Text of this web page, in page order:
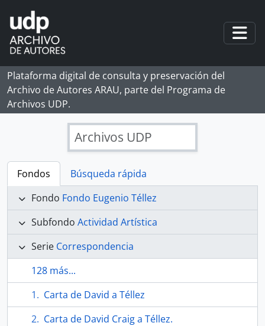
Skip to main content
Plataforma digital de consulta y preservación del
Archivo de Autores ARAU, parte del Programa de
Archivos UDP.
Archivos UDP
Fondos
Búsqueda rápida
Fondo Fondo Eugenio Téllez
Subfondo Actividad Artística
Serie Correspondencia
128 más...
Carta de David a Téllez
Carta de David Craig a Téllez.